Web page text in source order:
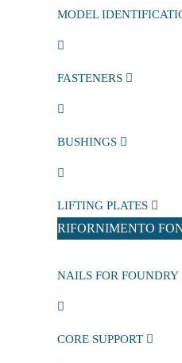
MODEL
FASTENERS
BUSHINGS
LIFTING PLATES
RIFORNIMENTO
NAILS FOR FOUNDRY
CORE SUPPORT